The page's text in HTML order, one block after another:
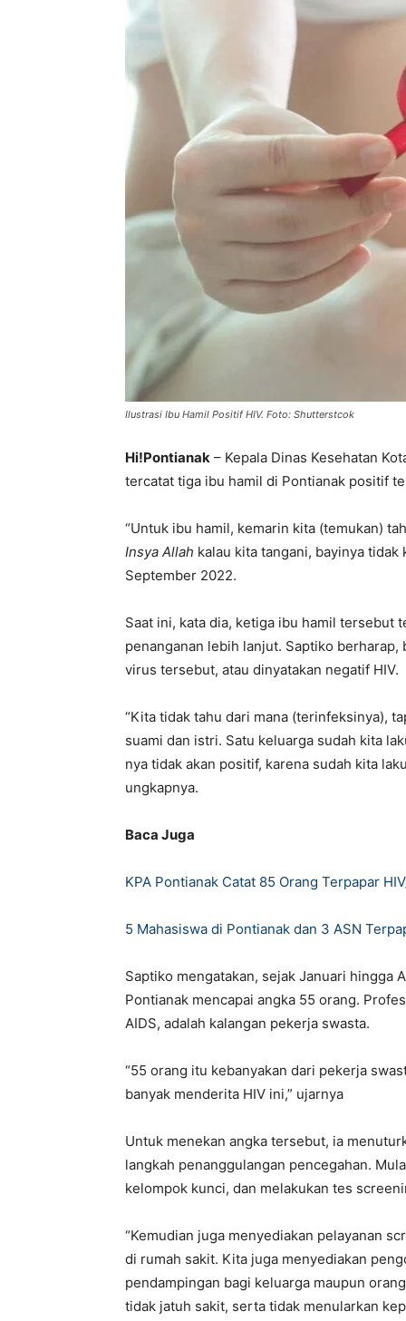
Ilustrasi Ibu Hamil Positif HIV. Foto: Shutterstcok
Hi!Pontianak – Kepala Dinas Kesehatan
tercatat tiga ibu hamil di Pontianak positif
“Untuk ibu hamil, kemarin kita (temukan)
Insya Allah kalau kita tangani, bayinya tidak
September 2022.
Saat ini, kata dia, ketiga ibu hamil tersebut
penanganan lebih lanjut. Saptiko
virus tersebut, atau dinyatakan negatif HIV.
“Kita tidak tahu dari mana (terinfeksinya),
suami dan istri. Satu keluarga sudah kita
nya tidak akan positif, karena sudah kita
ungkapnya.
Baca Juga
KPA Pontianak Catat 85 Orang Terpapar
5 Mahasiswa di Pontianak dan 3 ASN
Saptiko mengatakan, sejak Januari hingga
Pontianak mencapai angka 55 orang.
AIDS, adalah kalangan pekerja swasta.
“55 orang itu kebanyakan dari pekerja
banyak menderita HIV ini,” ujarnya
Untuk menekan angka tersebut, ia
langkah penanggulangan pencegahan.
kelompok kunci, dan melakukan tes
“Kemudian juga menyediakan pelayanan
di rumah sakit. Kita juga menyediakan
pendampingan bagi keluarga maupun
tidak jatuh sakit, serta tidak menularkan